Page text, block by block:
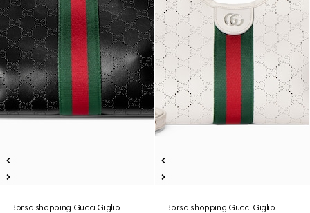
Borsa shopping Gucci Giglio
Borsa shopping Gucci Giglio